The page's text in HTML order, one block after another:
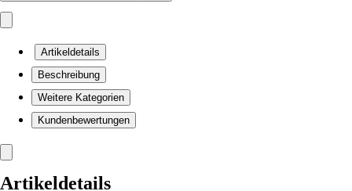
Artikeldetails
Beschreibung
Weitere Kategorien
Kundenbewertungen
Artikeldetails